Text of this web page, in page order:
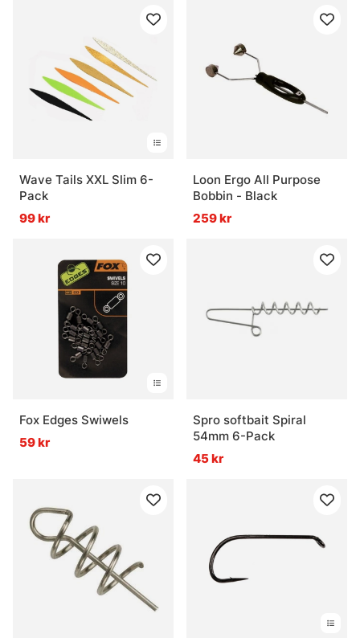
Wave Tails XXL Slim 6-
Pack
99 kr
Loon Ergo All Purpose
Bobbin - Black
259 kr
Fox Edges Swiwels
59 kr
Spro softbait Spiral
54mm 6-Pack
45 kr